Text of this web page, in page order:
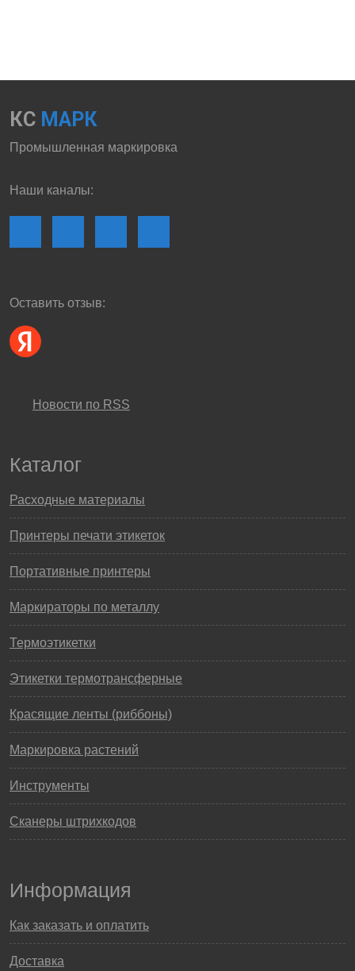
КС МАРК
Промышленная маркировка
Наши каналы:
Оставить отзыв:
Новости по RSS
Каталог
Расходные материалы
Принтеры печати этикеток
Портативные принтеры
Маркираторы по металлу
Термоэтикетки
Этикетки термотрансферные
Красящие ленты (риббоны)
Маркировка растений
Инструменты
Сканеры штрихкодов
Информация
Как заказать и оплатить
Доставка